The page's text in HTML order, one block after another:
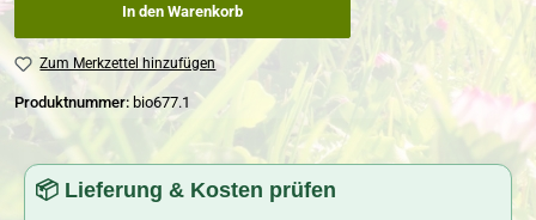
In den Warenkorb
Zum Merkzettel hinzufügen
Produktnummer: bio677.1
📦 Lieferung & Kosten prüfen